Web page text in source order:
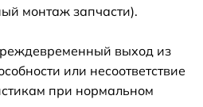
монтаж запчасти).
выход из
или несоответствие
при нормальном